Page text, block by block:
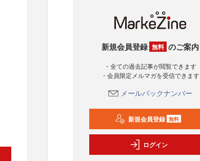
新規会員登録 無料 のご案内
・全ての過去記事が閲覧できます
・会員限定メルマガを受信できます
メールバックナンバー
新規会員登録 無料
ログイン